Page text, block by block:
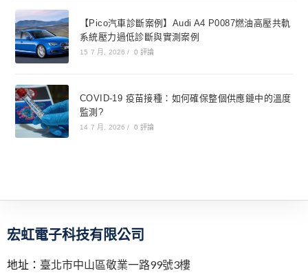
【Pico汽車診斷案例】Audi A4 P0087燃油高壓共軌
系統壓力過低診斷與實測案例
15 7 月, 2026 / 0 評論
COVID-19 疫苗接種：如何確保整個供應鏈中的溫度
監測?
14 7 月, 2026 / 0 評論
宏虹電子科技有限公司
地址： 臺北市中山區敬業一路99號3樓